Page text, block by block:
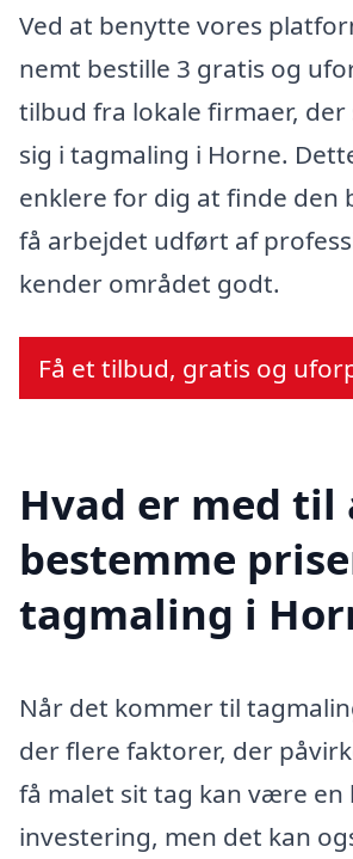
Ved at benytte vores
nemt bestille 3 gratis og
tilbud fra lokale firmaer, der
sig i tagmaling i Horne.
enklere for dig at finde den
få arbejdet udført af
kender området godt.
Få et tilbud, gratis og
Hvad er med til
bestemme
tagmaling i
Når det kommer til
der flere faktorer, der
få malet sit tag kan være en
investering, men det kan